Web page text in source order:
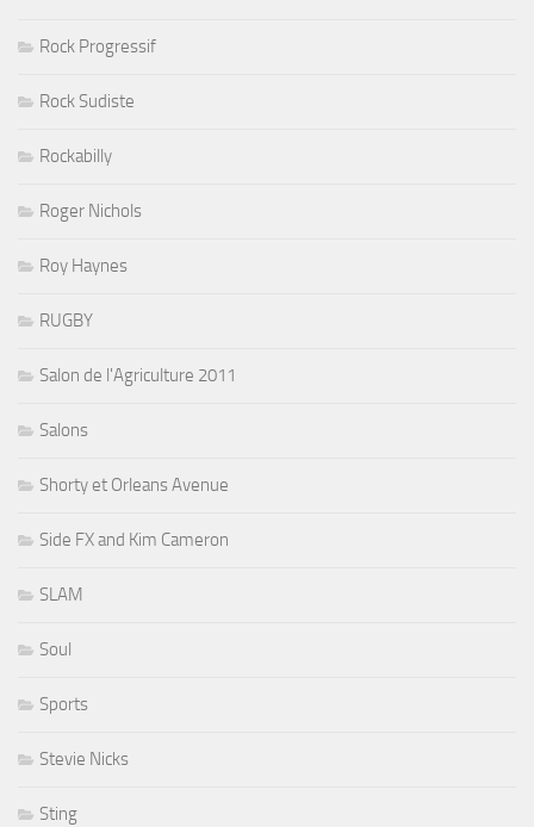
Rock Progressif
Rock Sudiste
Rockabilly
Roger Nichols
Roy Haynes
RUGBY
Salon de l'Agriculture 2011
Salons
Shorty et Orleans Avenue
Side FX and Kim Cameron
SLAM
Soul
Sports
Stevie Nicks
Sting